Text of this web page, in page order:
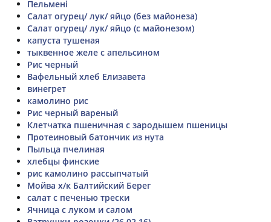
Пельмені
Салат огурец/ лук/ яйцо (без майонеза)
Салат огурец/ лук/ яйцо (с майонезом)
капуста тушеная
тыквенное желе с апельсином
Рис черный
Вафельный хлеб Елизавета
винегрет
камолино рис
Рис черный вареный
Клетчатка пшеничная с зародышем пшеницы
Протеиновый батончик из нута
Пыльца пчелиная
хлебцы финские
рис камолино рассыпчатый
Мойва х/к Балтийский Берег
салат с печенью трески
Ячница с луком и салом